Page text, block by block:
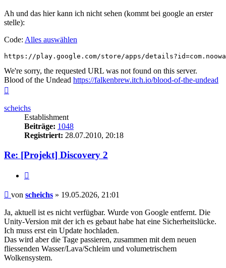
Ah und das hier kann ich nicht sehen (kommt bei google an erster
stelle):
Code: Alles auswählen
https://play.google.com/store/apps/
We're sorry, the requested URL was not found on this server.
Blood of the Undead https://falkenbrew.itch.io/blood-of-the-undead
scheichs
Establishment
Beiträge: 1048
Registriert: 28.07.2010, 20:18
Re: [Projekt] Discovery 2
Beitrag
von scheichs » 19.05.2026, 21:01
Ja, aktuell ist es nicht verfügbar. Wurde von Google entfernt. Die
Unity-Version mit der ich es gebaut habe hat eine Sicherheitslücke.
Ich muss erst ein Update hochladen.
Das wird aber die Tage passieren, zusammen mit dem neuen
fliessenden Wasser/Lava/Schleim und volumetrischem
Wolkensystem.